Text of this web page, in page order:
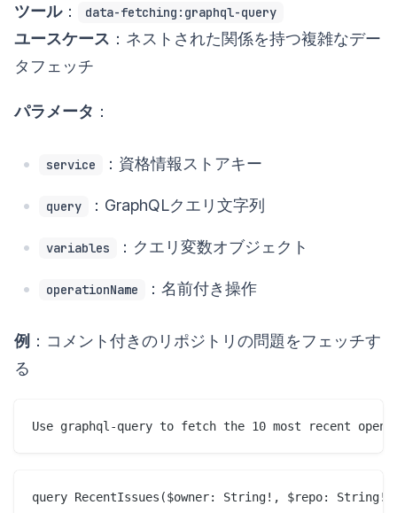
ツール： data-fetching:graphql-query
ユースケース ：ネストされた関係を持つ複雑なデー
タフェッチ
パラメータ ：
service ：資格情報ストアキー
query ：GraphQLクエリ文字列
variables ：クエリ変数オブジェクト
operationName ：名前付き操作
例 ：コメント付きのリポジトリの問題をフェッチす
る
query RecentIssues($owner: String!, $repo: